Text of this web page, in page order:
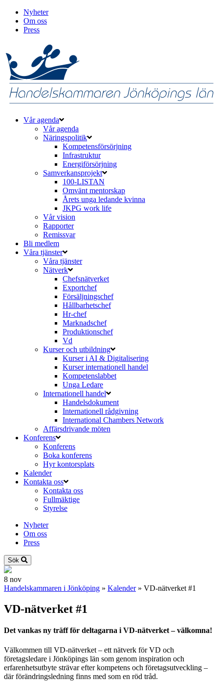
Nyheter
Om oss
Press
Vår agenda
Vår agenda
Näringspolitik
Kompetensförsörjning
Infrastruktur
Energiförsörjning
Samverkansprojekt
100-LISTAN
Omvänt mentorskap
Årets unga ledande kvinna
JKPG work life
Vår vision
Rapporter
Remissvar
Bli medlem
Våra tjänster
Våra tjänster
Nätverk
Chefsnätverket
Exportchef
Försäljningschef
Hållbarhetschef
Hr-chef
Marknadschef
Produktionschef
Vd
Kurser och utbildning
Kurser i AI & Digitalisering
Kurser internationell handel
Kompetenslabbet
Unga Ledare
Internationell handel
Handelsdokument
Internationell rådgivning
International Chambers Network
Affärsdrivande möten
Konferens
Konferens
Boka konferens
Hyr kontorsplats
Kalender
Kontakta oss
Kontakta oss
Fullmäktige
Styrelse
Nyheter
Om oss
Press
Sök
8 nov
Handelskammaren i Jönköping » Kalender » VD-nätverket #1
VD-nätverket #1
Det vankas ny träff för deltagarna i VD-nätverket – välkomna!
Välkommen till VD-nätverket – ett nätverk för VD och
företagsledare i Jönköpings län som genom inspiration och
erfarenhetsutbyte strävar efter kompetens och företagsutveckling –
där förändringsledning finns med som en röd tråd.